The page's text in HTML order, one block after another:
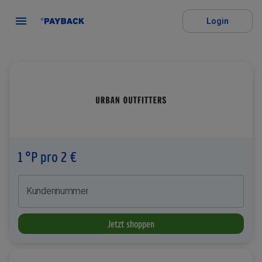
Login
1 °P pro 2 €
Kundennummer
Jetzt shoppen